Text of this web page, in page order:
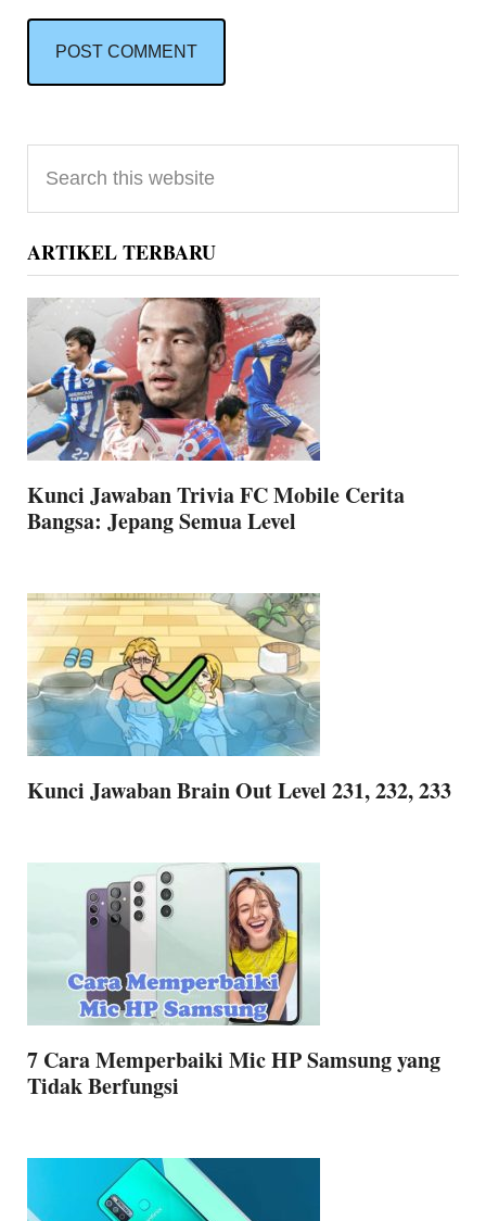
Primary
Sidebar
this
website
ARTIKEL TERBARU
Kunci Jawaban Trivia FC Mobile Cerita
Bangsa: Jepang Semua Level
Kunci Jawaban Brain Out Level 231, 232, 233
7 Cara Memperbaiki Mic HP Samsung yang
Tidak Berfungsi